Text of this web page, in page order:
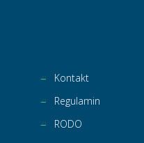
Kontakt
Regulamin
RODO